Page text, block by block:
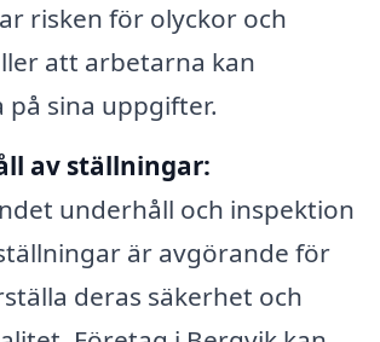
risken för olyckor och
att arbetarna kan
på sina uppgifter.
av ställningar:
underhåll och inspektion
är avgörande för
deras säkerhet och